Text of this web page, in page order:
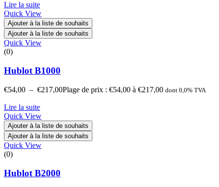
Lire la suite
Quick View
Ajouter à la liste de souhaits
Ajouter à la liste de souhaits
Quick View
(0)
Hublot B1000
€54,00 – €217,00Plage de prix : €54,00 à €217,00 dont 0,0% TVA
Lire la suite
Quick View
Ajouter à la liste de souhaits
Ajouter à la liste de souhaits
Quick View
(0)
Hublot B2000